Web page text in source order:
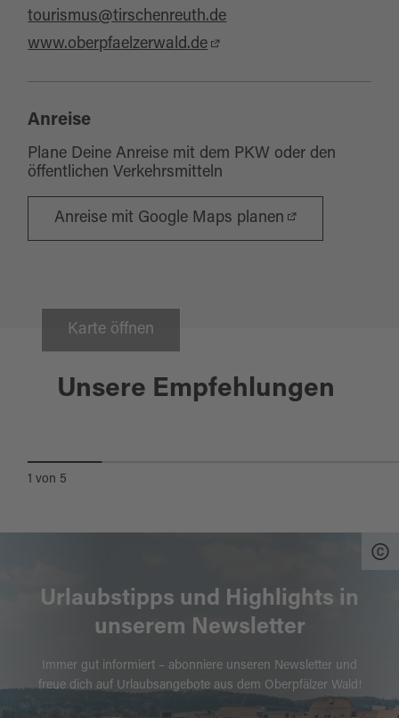
tourismus@tirschenreuth.de
www.oberpfaelzerwald.de
Anreise
Plane Deine Anreise mit dem PKW oder den
öffentlichen Verkehrsmitteln
Anreise mit Google Maps planen
Karte öffnen
Unsere Empfehlungen
Tirschenreuth
AUSSICHTSTURM AM
1 von 5
Urlaubstipps und Highlights in
unserem Newsletter
Immer gut informiert – abonniere unseren Newsletter und
freue dich auf Urlaubsangebote aus dem Oberpfälzer Wald!